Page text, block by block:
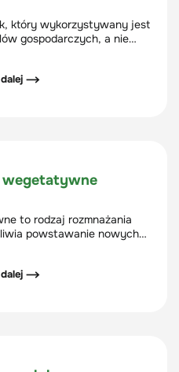
który wykorzystywany jest
gospodarczych, a nie
dalej ⟶
wegetatywne
to rodzaj rozmnażania
powstawanie nowych
t.j. nasiona i kwiaty.
dalej ⟶